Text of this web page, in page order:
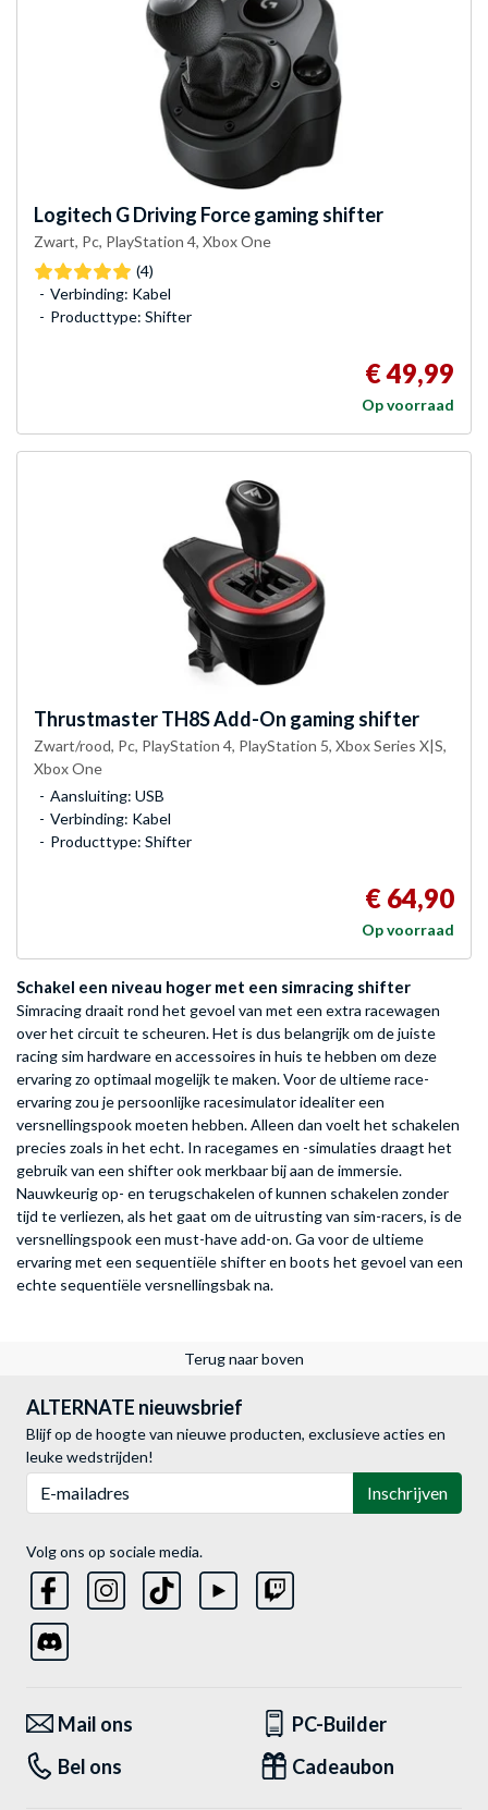
Logitech GDriving Force gaming shifter
Zwart, Pc, PlayStation 4, Xbox One
(4)
Verbinding: Kabel
Producttype: Shifter
€ 49,99
Op voorraad
ThrustmasterTH8S Add-On gaming shifter
Zwart/rood, Pc, PlayStation 4, PlayStation 5, Xbox Series X|S,
Xbox One
Aansluiting: USB
Verbinding: Kabel
Producttype: Shifter
€ 64,90
Op voorraad
Schakel een niveau hoger met een simracing shifter
Simracing draait rond het gevoel van met een extra racewagen
over het circuit te scheuren. Het is dus belangrijk om de juiste
racing sim hardware en accessoires in huis te hebben om deze
ervaring zo optimaal mogelijk te maken. Voor de ultieme race-
ervaring zou je persoonlijke racesimulator idealiter een
versnellingspook moeten hebben. Alleen dan voelt het schakelen
precies zoals in het echt. In racegames en -simulaties draagt het
gebruik van een shifter ook merkbaar bij aan de immersie.
Nauwkeurig op- en terugschakelen of kunnen schakelen zonder
tijd te verliezen, als het gaat om de uitrusting van sim-racers, is de
versnellingspook een must-have add-on. Ga voor de ultieme
ervaring met een sequentiële shifter en boots het gevoel van een
echte sequentiële versnellingsbak na.
Terug naar boven
ALTERNATE nieuwsbrief
Blijf op de hoogte van nieuwe producten, exclusieve acties en
leuke wedstrijden!
Inschrijven
Volg ons op sociale media.
Mail ons
PC-Builder
Bel ons
Cadeaubon